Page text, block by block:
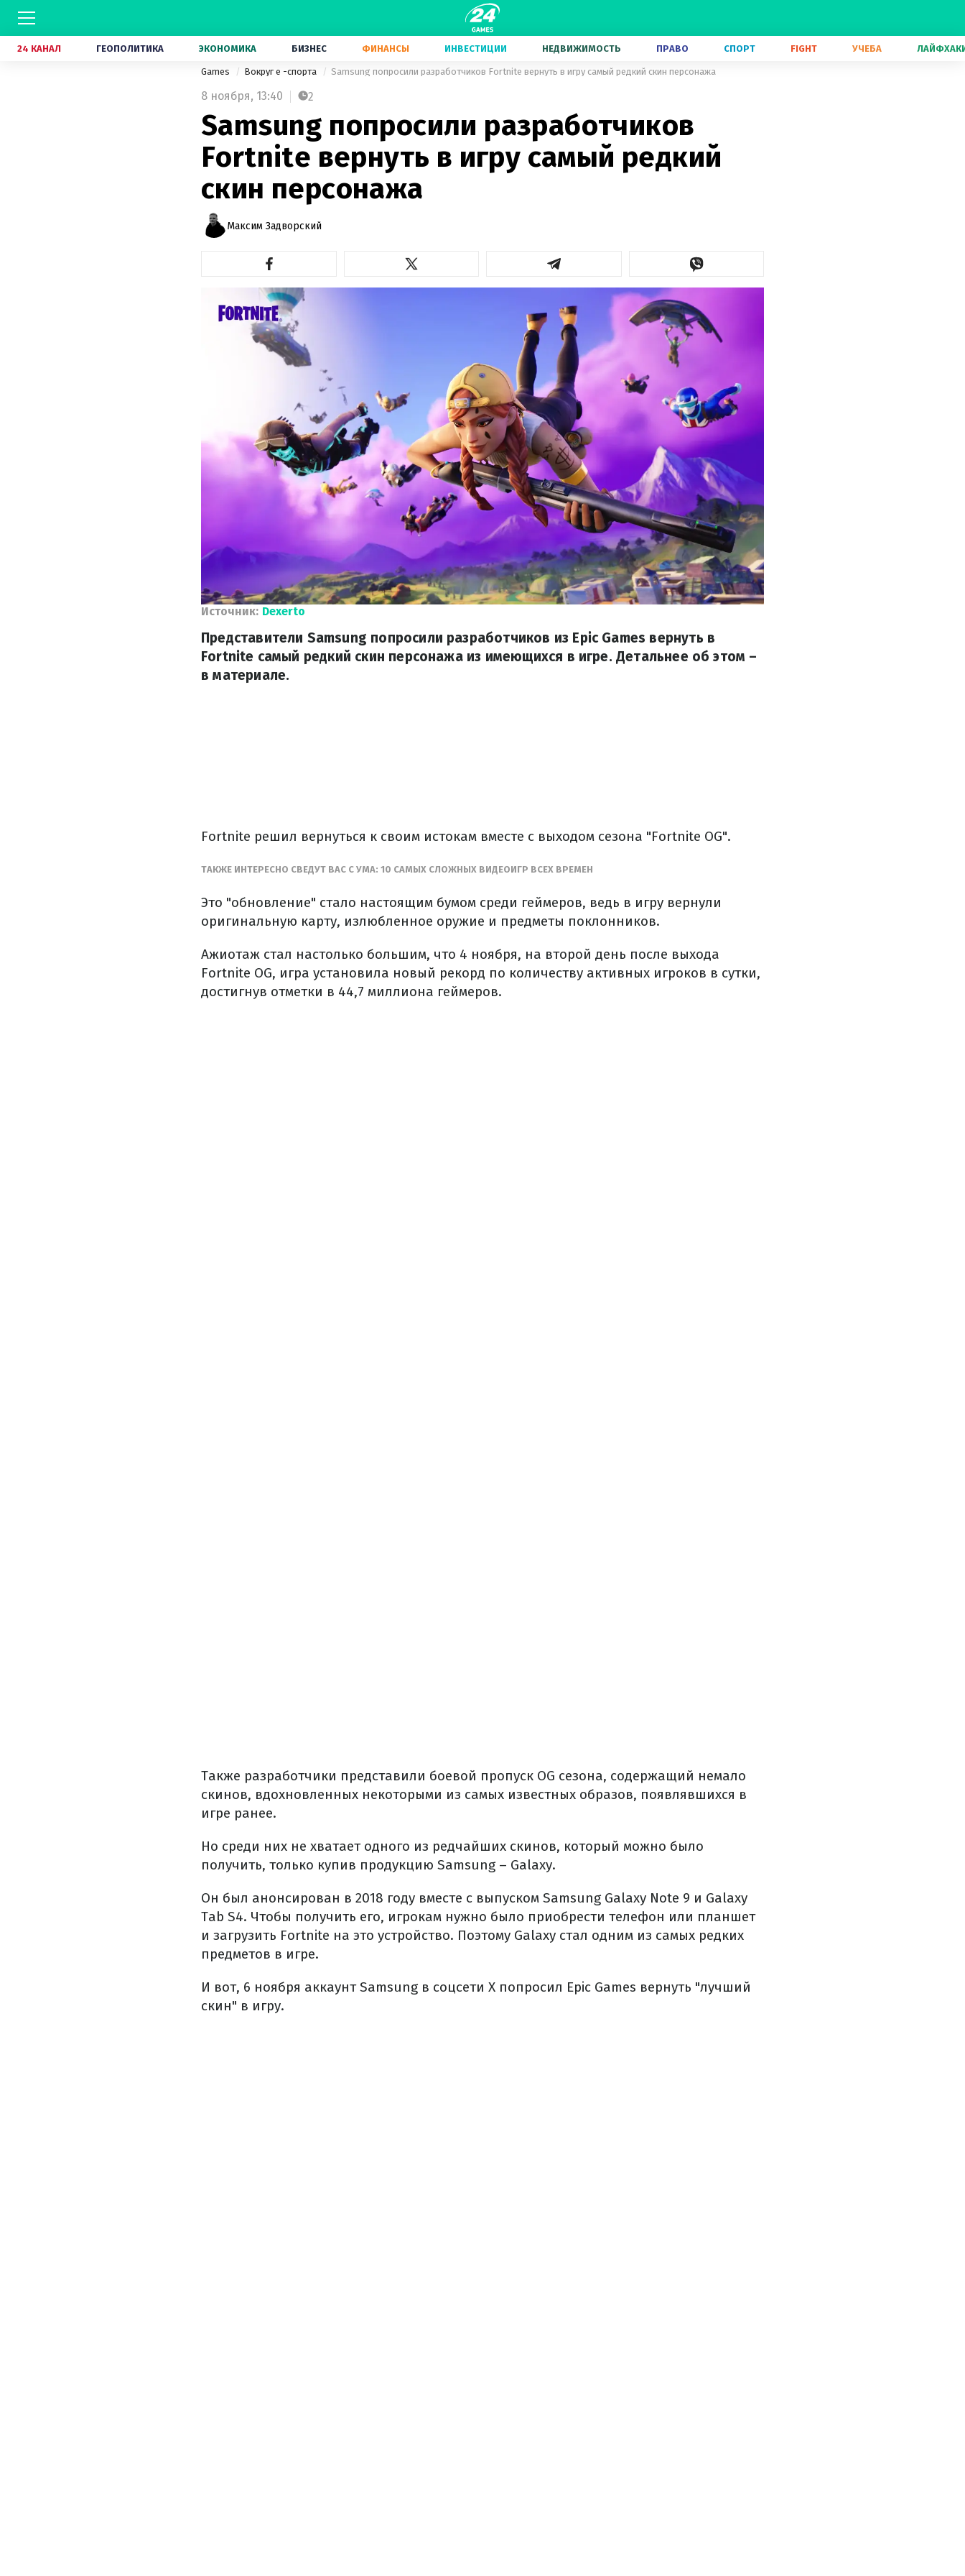
24 КАНАЛ ГЕОПОЛИТИКА ЭКОНОМИКА БИЗНЕС ФИНАНСЫ ИНВЕСТИЦИИ НЕДВИЖИМОСТЬ ПРАВО СПОРТ FIGHT УЧЕБА
Games Вокруг е -спорта Samsung попросили разработчиков Fortnite вернуть в игру самый редкий скин персонажа
8 ноября, 13:40 2
Samsung попросили разработчиков
Fortnite вернуть в игру самый редкий
скин персонажа
Максим Задворский
Источник: Dexerto
Представители Samsung попросили разработчиков из Epic Games вернуть в
Fortnite самый редкий скин персонажа из имеющихся в игре. Детальнее об этом –
в материале.
Fortnite решил вернуться к своим истокам вместе с выходом сезона "Fortnite OG".
ТАКЖЕ ИНТЕРЕСНО СВЕДУТ ВАС С УМА: 10 САМЫХ СЛОЖНЫХ ВИДЕОИГР ВСЕХ ВРЕМЕН
Это "обновление" стало настоящим бумом среди геймеров, ведь в игру вернули
оригинальную карту, излюбленное оружие и предметы поклонников.
Ажиотаж стал настолько большим, что 4 ноября, на второй день после выхода
Fortnite OG, игра установила новый рекорд по количеству активных игроков в сутки,
достигнув отметки в 44,7 миллиона геймеров.
Также разработчики представили боевой пропуск OG сезона, содержащий немало
скинов, вдохновленных некоторыми из самых известных образов, появлявшихся в
игре ранее.
Но среди них не хватает одного из редчайших скинов, который можно было
получить, только купив продукцию Samsung – Galaxy.
Он был анонсирован в 2018 году вместе с выпуском Samsung Galaxy Note 9 и Galaxy
Tab S4. Чтобы получить его, игрокам нужно было приобрести телефон или планшет
и загрузить Fortnite на это устройство. Поэтому Galaxy стал одним из самых редких
предметов в игре.
И вот, 6 ноября аккаунт Samsung в соцсети X попросил Epic Games вернуть "лучший
скин" в игру.